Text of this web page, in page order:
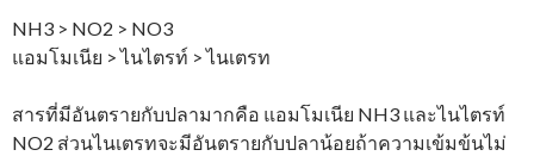
NH3 > NO2 > NO3
แอมโมเนีย > ไนไตรท์ > ไนเตรท
สารที่มีอันตรายกับปลามากคือ แอมโมเนีย NH3 และไนไตรท์
NO2 ส่วนไนเตรทจะมีอันตรายกับปลาน้อยถ้าความเข้มข้นไม่